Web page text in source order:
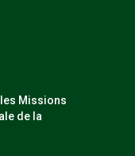
les Missions
de la